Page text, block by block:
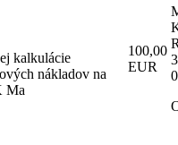
kalkulácie
nákladov na
Ma
100,00
EUR